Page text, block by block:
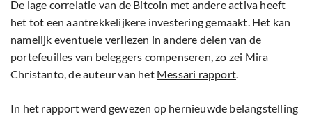
De lage correlatie van de Bitcoin met andere activa heeft
het tot een aantrekkelijkere investering gemaakt. Het kan
namelijk eventuele verliezen in andere delen van de
portefeuilles van beleggers compenseren, zo zei Mira
Christanto, de auteur van het Messari rapport.
In het rapport werd gewezen op hernieuwde belangstelling